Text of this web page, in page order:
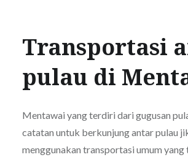
Transportasi
pulau di
Mentawai yang terdiri dari gugusan
catatan untuk berkunjung antar pulau
menggunakan transportasi umum yang